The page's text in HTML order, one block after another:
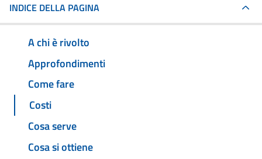
INDICE DELLA PAGINA
A chi è rivolto
Approfondimenti
Come fare
Costi
Cosa serve
Cosa si ottiene